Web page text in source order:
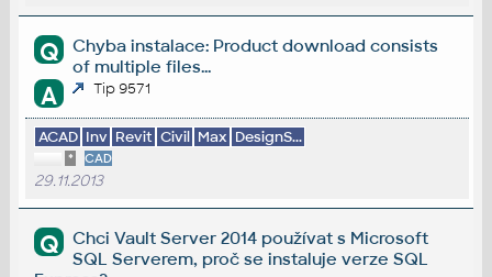
Q
Chyba instalace: Product download consists
of multiple files...
A Tip 9571
ACAD Inv Revit Civil Max DesignS...
* CAD
29.11.2013
Q
Chci Vault Server 2014 používat s Microsoft
SQL Serverem, proč se instaluje verze SQL